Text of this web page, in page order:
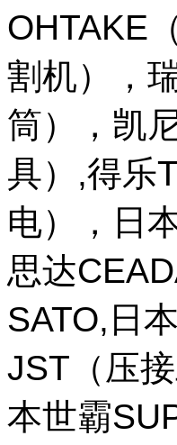
OHTAKE
割机），
筒），凯
具）,得乐
电），日
思达
SATO,日
JST（压
本世霸